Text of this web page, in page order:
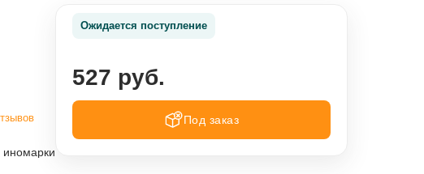
иномарки
Ожидается поступление
527 руб.
Под заказ